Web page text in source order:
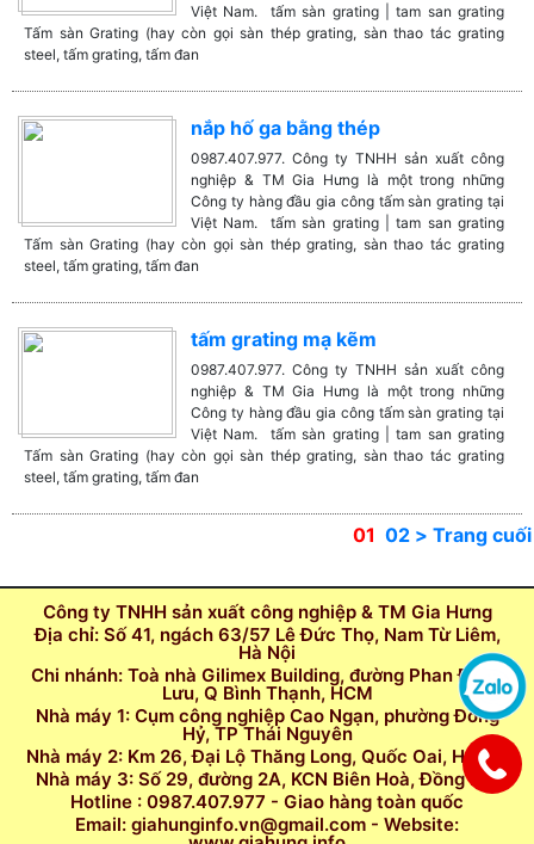
Việt Nam. tấm sàn grating | tam san grating
Tấm sàn Grating (hay còn gọi sàn thép grating, sàn thao tác grating
steel, tấm grating, tấm đan
nắp hố ga bằng thép
0987.407.977. Công ty TNHH sản xuất công
nghiệp & TM Gia Hưng là một trong những
Công ty hàng đầu gia công tấm sàn grating tại
Việt Nam. tấm sàn grating | tam san grating
Tấm sàn Grating (hay còn gọi sàn thép grating, sàn thao tác grating
steel, tấm grating, tấm đan
tấm grating mạ kẽm
0987.407.977. Công ty TNHH sản xuất công
nghiệp & TM Gia Hưng là một trong những
Công ty hàng đầu gia công tấm sàn grating tại
Việt Nam. tấm sàn grating | tam san grating
Tấm sàn Grating (hay còn gọi sàn thép grating, sàn thao tác grating
steel, tấm grating, tấm đan
01 02 > Trang cuối
Công ty TNHH sản xuất công nghiệp & TM Gia Hưng
Địa chỉ: Số 41, ngách 63/57 Lê Đức Thọ, Nam Từ Liêm,
Hà Nội
Chi nhánh: Toà nhà Gilimex Building, đường Phan Đăng
Lưu, Q Bình Thạnh, HCM
Nhà máy 1: Cụm công nghiệp Cao Ngạn, phường Đồng
Hỷ, TP Thái Nguyên
Nhà máy 2: Km 26, Đại Lộ Thăng Long, Quốc Oai, Hà Nội
Nhà máy 3: Số 29, đường 2A, KCN Biên Hoà, Đồng Nai
Hotline : 0987.407.977 - Giao hàng toàn quốc
Email: giahunginfo.vn@gmail.com - Website: